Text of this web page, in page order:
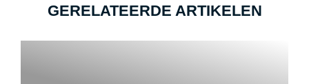
GERELATEERDE ARTIKELEN